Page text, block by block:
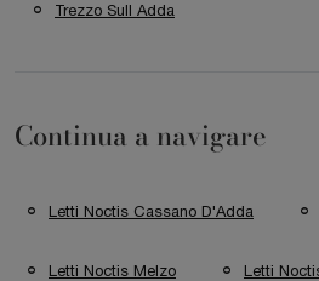
Trezzo Sull Adda
Continua a navigare
Letti Noctis Cassano D'Adda
Letti Noctis Melzo Letti